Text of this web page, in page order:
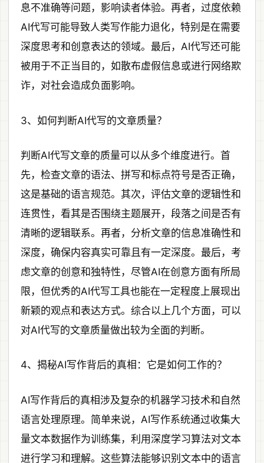
息不准确等问题，影响读者体验。再者，过度依赖
AI代写可能导致人类写作能力退化，特别是在需要
深度思考和创意表达的领域。最后，AI代写还可能
被用于不正当目的，如散布虚假信息或进行网络欺
诈，对社会造成负面影响。
3、如何判断AI代写的文章质量？
判断AI代写文章的质量可以从多个维度进行。首
先，检查文章的语法、拼写和标点符号是否正确，
这是基础的语言规范。其次，评估文章的逻辑性和
连贯性，看其是否围绕主题展开，段落之间是否有
清晰的逻辑联系。再者，分析文章的信息准确性和
深度，确保内容真实可靠且有一定深度。最后，考
虑文章的创意和独特性，尽管AI在创意方面有所局
限，但优秀的AI代写工具也能在一定程度上展现出
新颖的观点和表达方式。综合以上几个方面，可以
对AI代写的文章质量做出较为全面的判断。
4、揭秘AI写作背后的真相：它是如何工作的？
AI写作背后的真相涉及复杂的机器学习技术和自然
语言处理原理。简单来说，AI写作系统通过收集大
量文本数据作为训练集，利用深度学习算法对文本
进行学习和理解。这些算法能够识别文本中的语言